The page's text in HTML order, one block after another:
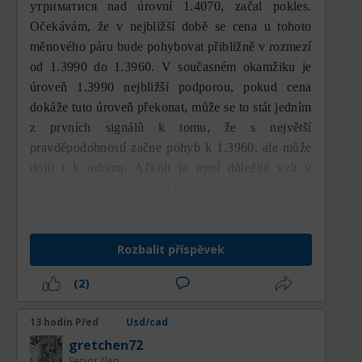
Pozice MA 100, která se stále nachází pod
MA 200, ukazuje, že střednědobý trend
zatím neposkytuje signál obratu. Tyto dva
klouzavé průměry nyní fungují jako
dynamická rezistence, kterou je třeba
prorazit, pokud má cena změnit tržní
sentiment na pozitivnější. Dokud se cena
nového býčího trendu. Proto je potvrzení
breakoutů nad MA 100 a MA 200 důležitou
podmínkou, než může trh rozvinout
udržitelnější růstovou dynamiku.
Pohyb ceny v několika posledních seancích
také ukazuje pokles volatility ve srovnání s
Fibonacciho retracement na 1,3973 jako
primární strukturální podporu, zatímco
61,8% Fibonacciho retracement poskytuje
hlubokou makro obranu na 1,3827.
Čtyřhodinový časový rámec (H4) —
exekuce a momentum
утриматися nad úrovní 1.4070, začal pokles.
Očekávám, že v nejbližší době se cena u tohoto
měnového páru bude pohybovat přibližně v rozmezí
od 1.3990 do 1.3960. V současném okamžiku je
úroveň 1.3990 nejbližší podporou, pokud cena
dokáže tuto úroveň překonat, může se to stát jedním
z prvních signálů k tomu, že s největší
pravděpodobností začne pohyb k 1.3960, ale může
dojít i k odrazu. Ačkoli je nyní důležité vzít v
Rozbalit příspěvek
(2)
13 hodin Před Usd/cad
gretchen72